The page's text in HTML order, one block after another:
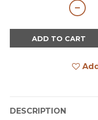
ADD TO CART
DESCRIPTION